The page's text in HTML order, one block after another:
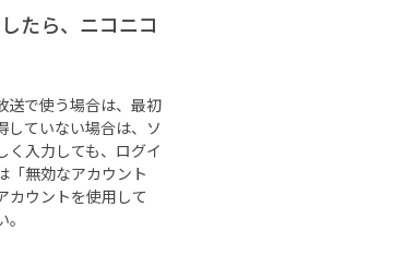
たら、ニコニコ
送で使う場合は、最初
していない場合は、ソ
く入力しても、ログイ
「無効なアカウント
カウントを使用して